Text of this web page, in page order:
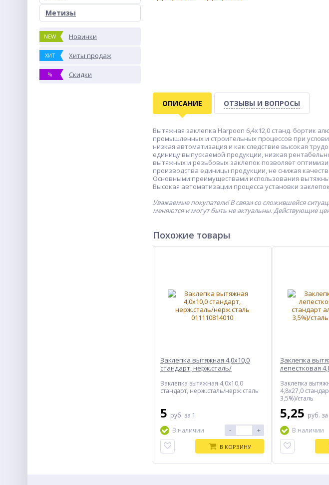
Метизы
NEW Новинки
ХИТ Хиты продаж
% Скидки
ОПИСАНИЕ ОТЗЫВЫ И ВОПРОСЫ
Вытяжная заклепка Harpoon 6,4х12,0 станд. бортик
промышленных и строительных процессов при
низкая автоматизация и как следствие высокая
единицу выпускаемой продукции, низкая
вытяжных и резьбовых заклепок позволяет
производства единицы продукции, не снижая
Основными преимуществами использования
Высокая автоматизации процесса установки
Уважаемые покупатели! В связи со сложившейся
меняются и могут быть не актуальны. Действующие
Похожие товары
Заклепка вытяжная 4,0х10,0
стандарт, нерж.сталь/
Заклепка вытяжная 4,0х10,0
стандарт, нерж.сталь/нерж.сталь
5 руб. за 1
В наличии
- +
В КОРЗИНУ
Заклепка
лепестковая
Заклепка
4,8х27,0
3,5%)/сталь
5,25 руб. за
В наличии